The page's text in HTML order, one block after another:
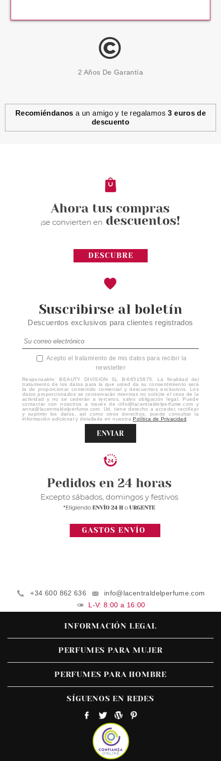
2 Años De Garantía
Recomiéndanos a un amigo y te regalamos3 euros de
descuento
Suscribirse al boletín
Descuentos exclusivos para clientes registrados
Acepto el tratamiento de mis datos para recibir la
newsletter
Responsable: BEAUTY DIVISION SL B-66515875. La finalidad del
tratamiento de los datos para la que usted da su consentimiento será
la de proporcionar contenido comercial y descuentos exclusivos. Los
datos proporcionados se conservarán mientras no solicite el cese de la
actividad y no se cederán a terceros, salvo obligación legal. Puede
contactar con nosotros a través de info@lacentraldelperfume.com y
anna@lacentraldelperfume.com. Ud. tiene derecho a acceder, rectificar
y suprimir los datos, así como otros derechos, puede consultar la
información adicional y detallada en nuestraPolítica de Privacidad
ENVIAR
+34 600 862 636
info@lacentraldelperfume.com
L-V: 8:00 a 16:00
INFORMACIÓN LEGAL
PERFUMES PARA MUJER
PERFUMES PARA HOMBRE
SÍGUENOS EN REDES